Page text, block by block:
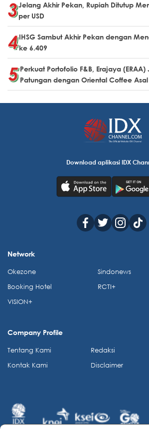
Jelang Akhir Pekan, Rupiah Ditutup
per USD
IHSG Sambut Akhir Pekan dengan
ke 6.409
Perkuat Portofolio F&B, Erajaya
Patungan dengan Oriental Coffee
Download aplikasi IDX
Network
Okezone
Booking Hotel
VISION+
Sindonews
RCTI+
Company Profile
Tentang Kami
Kontak Kami
Redaksi
Disclaimer